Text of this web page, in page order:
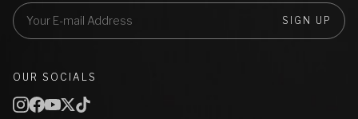
SIGN UP
OUR SOCIALS